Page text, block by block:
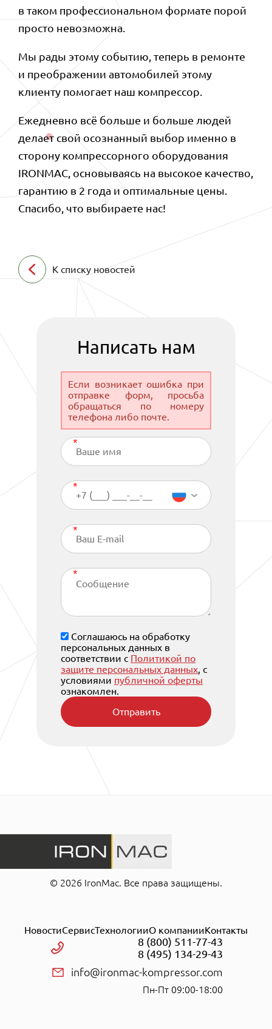
в таком профессиональном формате порой
просто невозможна.
Мы рады этому событию, теперь в ремонте
и преображении автомобилей этому
клиенту помогает наш компрессор.
Ежедневно всё больше и больше людей
делает свой осознанный выбор именно в
сторону компрессорного оборудования
IRONMAC, основываясь на высокое качество,
гарантию в 2 года и оптимальные цены.
Спасибо, что выбираете нас!
К списку новостей
Написать нам
Если возникает ошибка при
отправке форм, просьба
обращаться по номеру
телефона либо почте.
Соглашаюсь на обработку
персональных данных в
соответствии с Политикой по
защите персональных данных, с
условиями публичной оферты
ознакомлен.
Отправить
© 2026 IronMac. Все права защищены.
НовостиСервисТехнологииО компанииКонтакты
8 (800) 511-77-43
8 (495) 134-29-43
info@ironmac-kompressor.com
Пн-Пт 09:00-18:00